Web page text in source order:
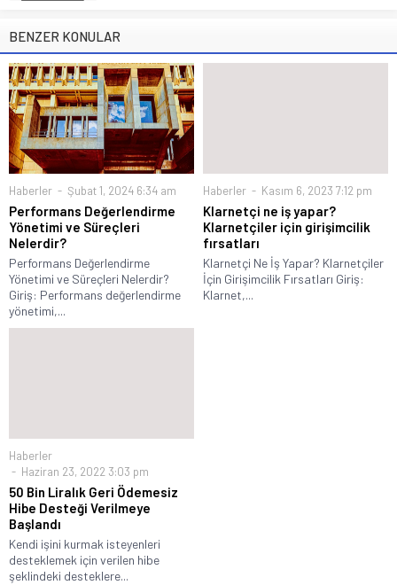
BENZER KONULAR
Haberler Şubat 1, 2024 6:34 am
Performans Değerlendirme
Yönetimi ve Süreçleri
Nelerdir?
Performans Değerlendirme
Yönetimi ve Süreçleri Nelerdir?
Giriş: Performans değerlendirme
yönetimi,...
Haberler Kasım 6, 2023 7:12 pm
Klarnetçi ne iş yapar?
Klarnetçiler için girişimcilik
fırsatları
Klarnetçi Ne İş Yapar? Klarnetçiler
İçin Girişimcilik Fırsatları Giriş:
Klarnet,...
Haberler
Haziran 23, 2022 3:03 pm
50 Bin Liralık Geri Ödemesiz
Hibe Desteği Verilmeye
Başlandı
Kendi işini kurmak isteyenleri
desteklemek için verilen hibe
şeklindeki desteklere...